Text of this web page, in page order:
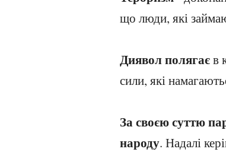
що люди, які
Диявол полягаєв
сили, які
За своєю суттю
народу. Надалі